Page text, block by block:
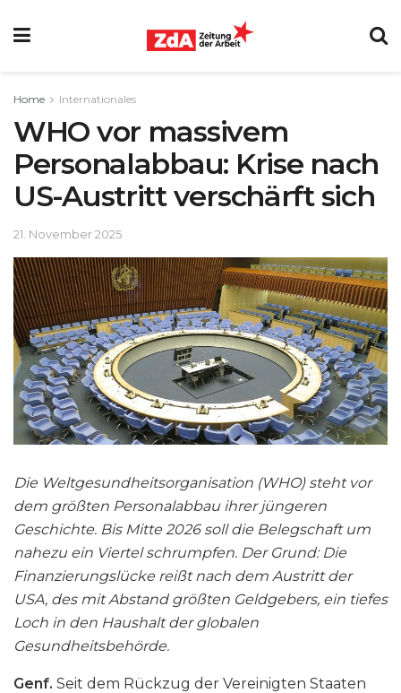
Home Internationales
WHO vor massivem
Personalabbau: Krise nach
US-Austritt verschärft sich
21. November 2025
Die Weltgesundheitsorganisation (WHO) steht vor
dem größten Personalabbau ihrer jüngeren
Geschichte. Bis Mitte 2026 soll die Belegschaft um
nahezu ein Viertel schrumpfen. Der Grund: Die
Finanzierungslücke reißt nach dem Austritt der
USA, des mit Abstand größten Geldgebers, ein tiefes
Loch in den Haushalt der globalen
Gesundheitsbehörde.
Genf. Seit dem Rückzug der Vereinigten Staaten